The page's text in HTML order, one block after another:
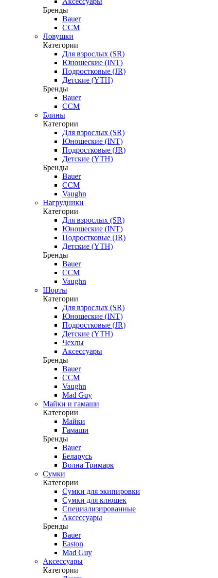
Бренды
Bauer
CCM
Ловушки
Категории
Для взрослых (SR)
Юношеские (INT)
Подростковые (JR)
Детские (YTH)
Бренды
Bauer
CCM
Блины
Категории
Для взрослых (SR)
Юношеские (INT)
Подростковые (JR)
Детские (YTH)
Бренды
Bauer
CCM
Vaughn
Нагрудники
Категории
Для взрослых (SR)
Юношеские (INT)
Подростковые (JR)
Детские (YTH)
Бренды
Bauer
CCM
Vaughn
Шорты
Категории
Для взрослых (SR)
Юношеские (INT)
Подростковые (JR)
Детские (YTH)
Чехлы
Аксессуары
Бренды
Bauer
CCM
Vaughn
Mad Guy
Майки и гамаши
Категории
Майки
Гамаши
Бренды
Bauer
Беларусь
Волна Тримарк
Сумки
Категории
Сумки для экипировки
Сумки для клюшек
Специализированные
Аксессуары
Бренды
Bauer
Easton
Mad Guy
Аксессуары
Категории